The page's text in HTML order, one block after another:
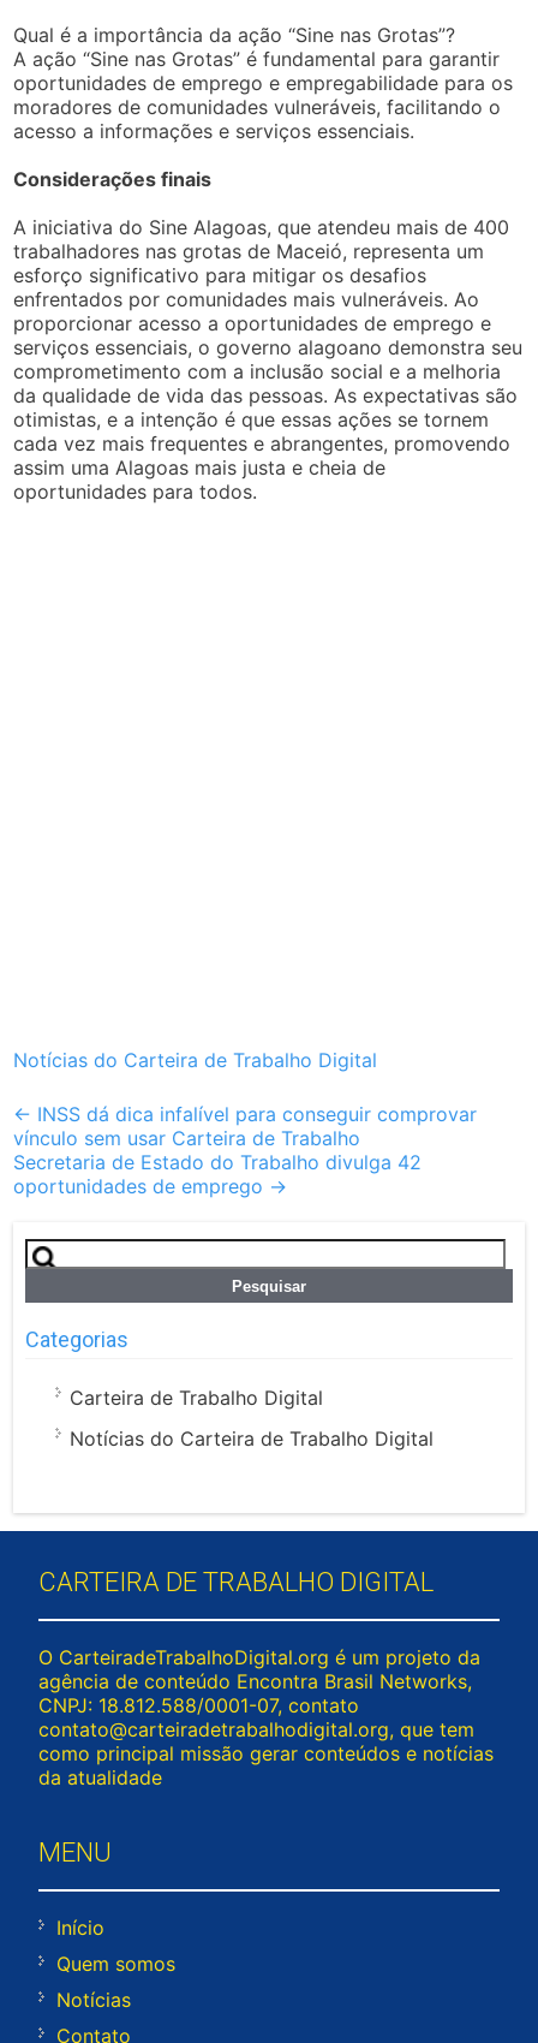
Qual é a importância da ação “Sine nas Grotas”?
A ação “Sine nas Grotas” é fundamental para garantir
oportunidades de emprego e empregabilidade para os
moradores de comunidades vulneráveis, facilitando o
acesso a informações e serviços essenciais.
Considerações finais
A iniciativa do Sine Alagoas, que atendeu mais de 400
trabalhadores nas grotas de Maceió, representa um
esforço significativo para mitigar os desafios
enfrentados por comunidades mais vulneráveis. Ao
proporcionar acesso a oportunidades de emprego e
serviços essenciais, o governo alagoano demonstra seu
comprometimento com a inclusão social e a melhoria
da qualidade de vida das pessoas. As expectativas são
otimistas, e a intenção é que essas ações se tornem
cada vez mais frequentes e abrangentes, promovendo
assim uma Alagoas mais justa e cheia de
oportunidades para todos.
Notícias do Carteira de Trabalho Digital
Post
navigation
← INSS dá dica infalível para conseguir comprovar
vínculo sem usar Carteira de Trabalho
Secretaria de Estado do Trabalho divulga 42
oportunidades de emprego →
Pesquisar
por:
Categorias
Carteira de Trabalho Digital
Notícias do Carteira de Trabalho Digital
CARTEIRA DE TRABALHO DIGITAL
O CarteiradeTrabalhoDigital.org é um projeto da
agência de conteúdo Encontra Brasil Networks,
CNPJ: 18.812.588/0001-07, contato
contato@carteiradetrabalhodigital.org, que tem
como principal missão gerar conteúdos e notícias
da atualidade
MENU
Início
Quem somos
Notícias
Contato